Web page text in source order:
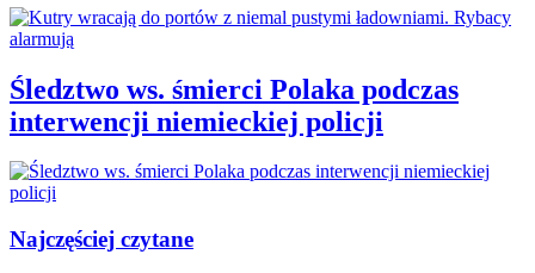
Śledztwo ws. śmierci Polaka podczas
interwencji niemieckiej policji
Najczęściej czytane